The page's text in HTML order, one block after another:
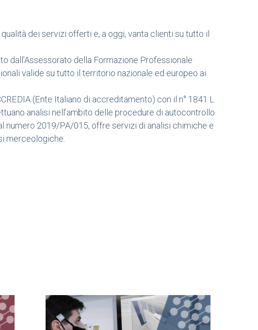
dei servizi offerti e, a oggi, vanta clienti su tutto il
dall’Assessorato della Formazione Professionale
valide su tutto il territorio nazionale ed europeo ai
(Ente Italiano di accreditamento) con il n° 1841 L
analisi nell’ambito delle procedure di autocontrollo
numero 2019/PA/015, offre servizi di analisi chimiche e
merceologiche.